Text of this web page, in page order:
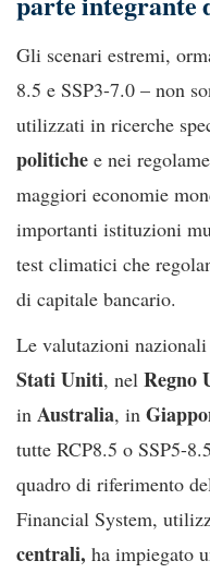
Gli scenari estremi,
8.5 e SSP3-7.0 – non
utilizzati in ricerche
politiche e nei
maggiori economie
importanti istituzioni
test climatici che
di capitale bancario.
Le valutazioni
Stati Uniti, nel Regno
in Australia, in
tutte RCP8.5 o SSP5-
quadro di riferimento
Financial System,
centrali, ha impiegato